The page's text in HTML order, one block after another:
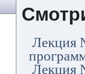
Лекция
Лекция